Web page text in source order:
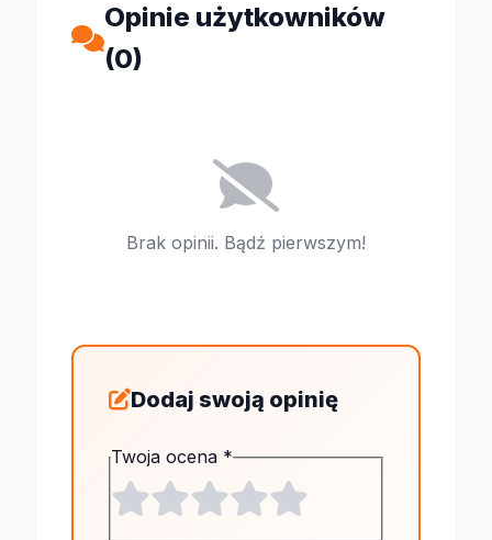
Opinie użytkowników
(0)
Brak opinii. Bądź pierwszym!
Dodaj swoją opinię
Twoja ocena *